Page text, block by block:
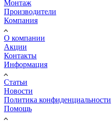
Монтаж
Производители
Компания
О компании
Акции
Контакты
Информация
Статьи
Новости
Политика конфиденциальности
Помощь